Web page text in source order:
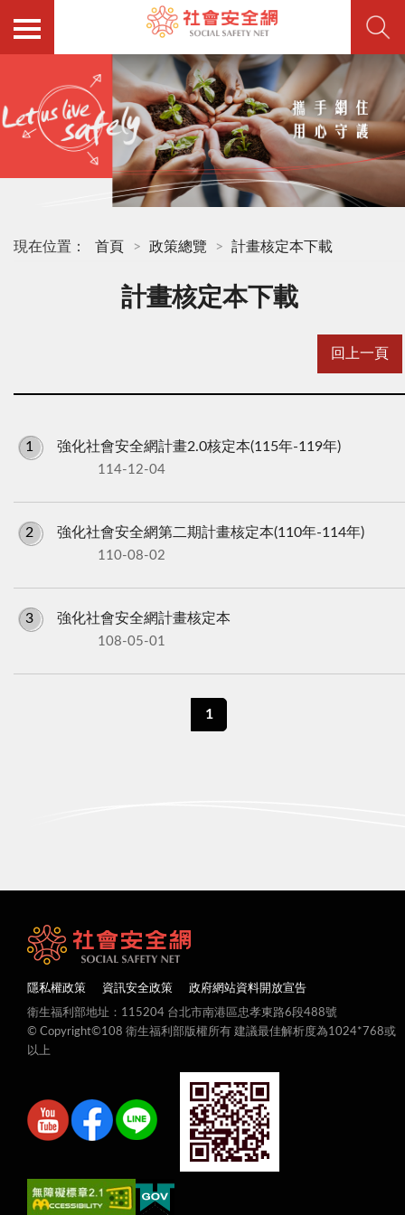
現在位置： 首頁 政策總覽 計畫核定本下載
計畫核定本下載
回上一頁
1 強化社會安全網計畫2.0核定本(115年-119年)
114-12-04
2 強化社會安全網第二期計畫核定本(110年-114年)
110-08-02
3 強化社會安全網計畫核定本
108-05-01
1
隱私權政策 資訊安全政策 政府網站資料開放宣告
衛生福利部地址：115204 台北市南港區忠孝東路6段488號
© Copyright©108 衛生福利部版權所有 建議最佳解析度為1024*768或
以上